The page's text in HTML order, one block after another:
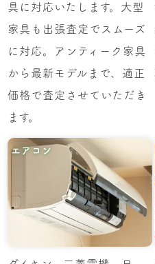
具に対応いたします。大型
家具も出張査定でスムーズ
に対応。アンティーク家具
から最新モデルまで、適正
価格で査定させていただき
ます。
エアコン